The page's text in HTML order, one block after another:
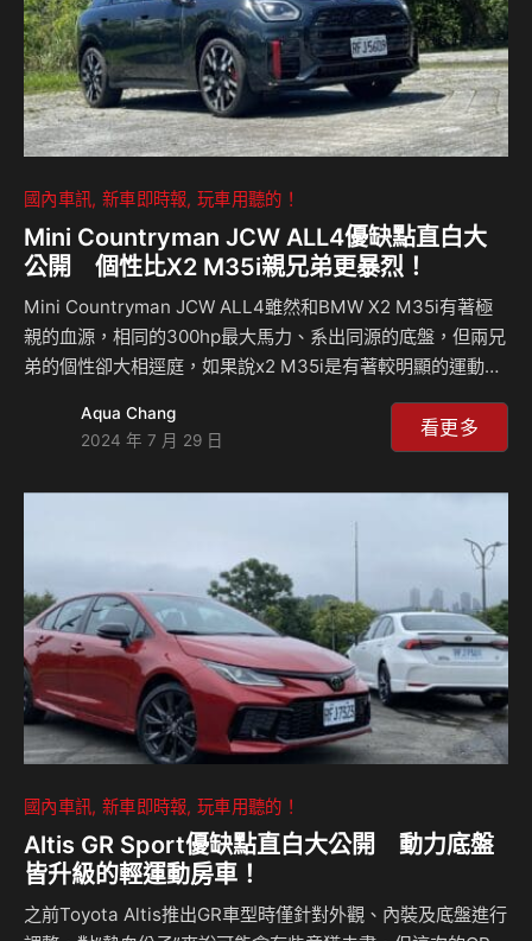
國內車訊 新車即時報 玩車用聽的！
Mini Countryman JCW ALL4優缺點直白大
公開 個性比X2 M35i親兄弟更暴烈！
Mini Countryman JCW ALL4雖然和BMW X2 M35i有著極
親的血源，相同的300hp最大馬力、系出同源的底盤，但兩兄
弟的個性卻大相逕庭，如果說x2 M35i是有著較明顯的運動性
至動力操控上還帶點暴烈特性，它怎麼個兇猛法？來聽麥克和
島叔怎麼說？ 相關新聞：
Aqua Chang
2024 年 7 月 29 日
看更多
國內車訊 新車即時報 玩車用聽的！
Altis GR Sport優缺點直白大公開 動力底盤
皆升級的輕運動房車！
之前Toyota Altis推出GR車型時僅針對外觀、內裝及底盤進行